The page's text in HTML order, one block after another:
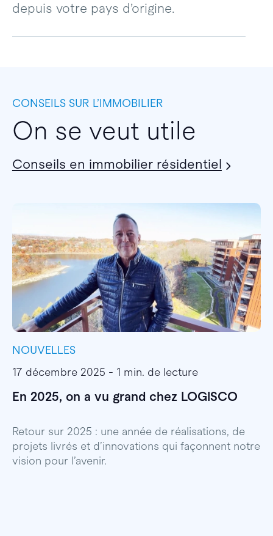
depuis votre pays d’origine.
CONSEILS SUR L’IMMOBILIER
On se veut utile
Conseils en immobilier résidentiel
NOUVELLES
17 décembre 2025 - 1 min. de lecture
En 2025, on a vu grand chez LOGISCO
Retour sur 2025 : une année de réalisations, de
projets livrés et d’innovations qui façonnent notre
vision pour l’avenir.